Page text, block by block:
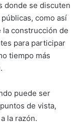
donde se discuten
como así
construcción de
para participar
tiempo más
puede ser
de vista,
la razón.